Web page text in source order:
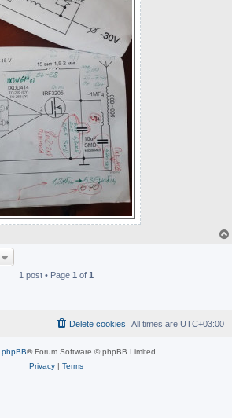
1 post • Page 1 of 1
All times are UTC+03:00
Delete cookies
phpBB® Forum Software © phpBB Limited
Privacy| Terms